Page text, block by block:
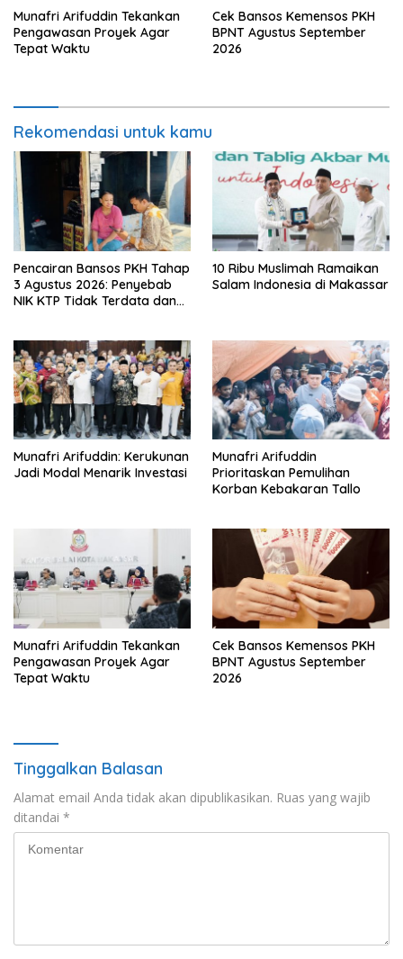
Munafri Arifuddin Tekankan
Pengawasan Proyek Agar
Tepat Waktu
Cek Bansos Kemensos PKH
BPNT Agustus September
2026
Rekomendasi untuk kamu
Pencairan Bansos PKH Tahap
3 Agustus 2026: Penyebab
NIK KTP Tidak Terdata dan
10 Ribu Muslimah Ramaikan
Salam Indonesia di Makassar
Munafri Arifuddin: Kerukunan
Jadi Modal Menarik Investasi
Munafri Arifuddin
Prioritaskan Pemulihan
Korban Kebakaran Tallo
Munafri Arifuddin Tekankan
Pengawasan Proyek Agar
Tepat Waktu
Cek Bansos Kemensos PKH
BPNT Agustus September
2026
Tinggalkan Balasan
Alamat email Anda tidak akan dipublikasikan. Ruas yang wajib
ditandai *